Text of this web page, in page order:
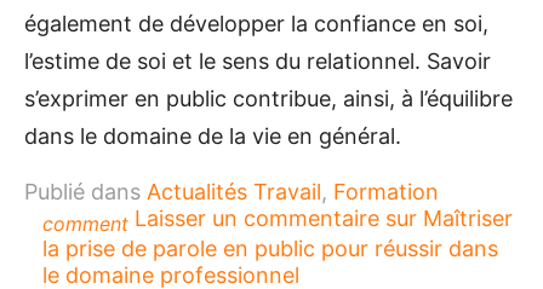
également de développer la confiance en soi,
l’estime de soi et le sens du relationnel. Savoir
s’exprimer en public contribue, ainsi, à l’équilibre
dans le domaine de la vie en général.
Publié dans Actualités Travail, Formation
comment Laisser un commentaire sur Maîtriser
la prise de parole en public pour réussir dans
le domaine professionnel